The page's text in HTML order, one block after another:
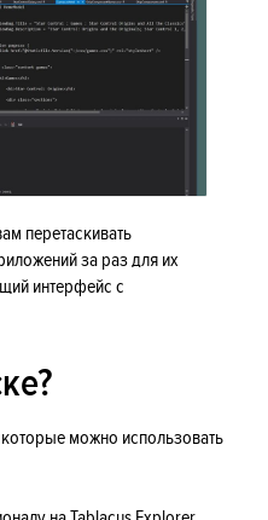
перетаскивать
за раз для их
интерфейс с
можно использовать